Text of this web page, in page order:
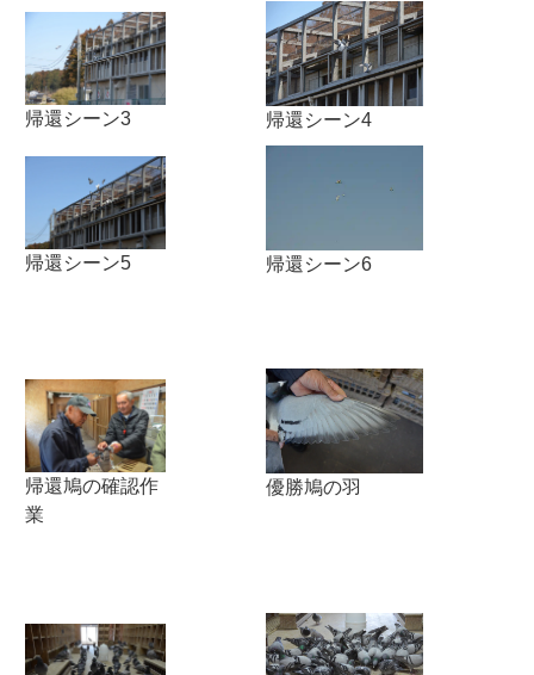
帰還シーン3 帰還シーン4
帰還シーン5 帰還シーン6
帰還鳩の確認作
業
優勝鳩の羽